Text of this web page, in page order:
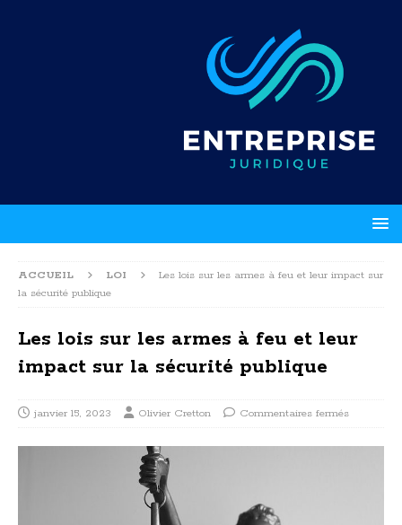
ACCUEIL LOI
Les lois sur les armes à feu et leur impact sur
la sécurité publique
Les lois sur les armes à feu et leur
impact sur la sécurité publique
janvier 15, 2023 Olivier Cretton Commentaires fermés